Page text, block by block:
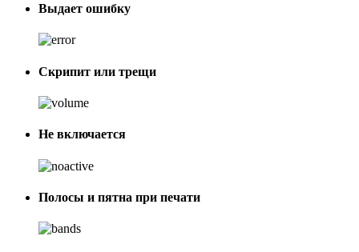
Выдает ошибку
Скрипит или трещи
Не включается
Полосы и пятна при печати